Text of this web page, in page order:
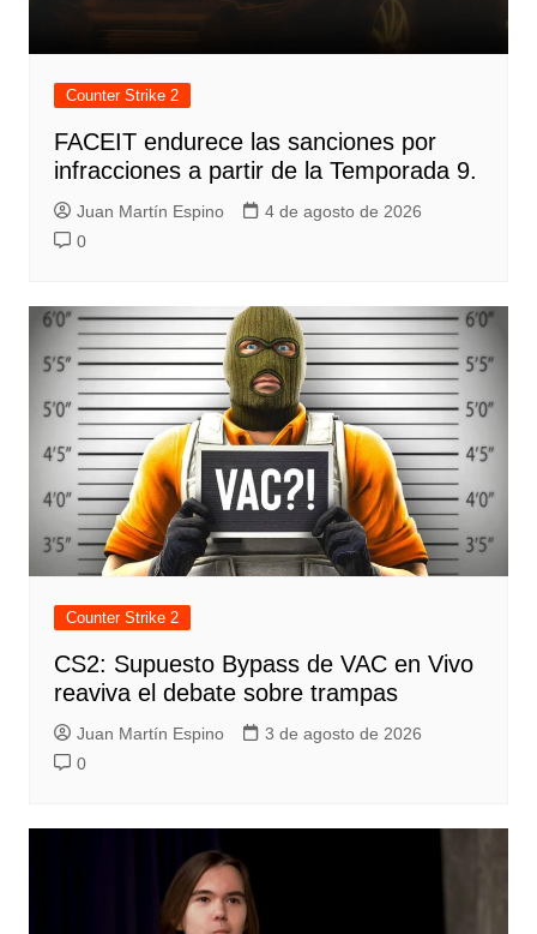
Counter Strike 2
FACEIT endurece las sanciones por
infracciones a partir de la Temporada 9.
Juan Martín Espino
4 de agosto de 2026
0
Counter Strike 2
CS2: Supuesto Bypass de VAC en Vivo
reaviva el debate sobre trampas
Juan Martín Espino
3 de agosto de 2026
0